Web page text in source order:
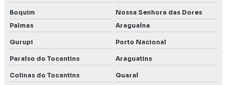
Boquim
Nossa Senhora das Dores
Palmas
Araguaína
Gurupi Porto Nacional
Paraíso do Tocantins Araguatins
Colinas do Tocantins Guaraí